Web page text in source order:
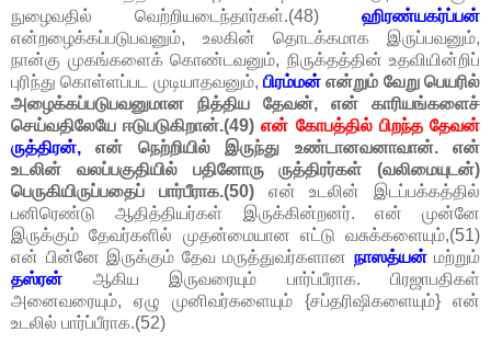
நுழைவதில் வெற்றியடைந்தார்கள்.(48) ஹிரண்யகர்ப்பன்
என்றழைக்கப்படுபவனும், உலகின் தொடக்கமாக இருப்பவனும்,
நான்கு முகங்களைக் கொண்டவனும், நிருக்தத்தின் உதவியின்றிப்
புரிந்து கொள்ளப்பட முடியாதவனும், பிரம்மன் என்றும் வேறு பெயரில்
அழைக்கப்படுபவனுமான நித்திய தேவன், என் காரியங்களைச்
செய்வதிலேயே ஈடுபடுகிறான்.(49)என் கோபத்தில் பிறந்த தேவன்
ருத்திரன்,என் நெற்றியில் இருந்து உண்டானவனாவான்.
என்
உடலின் வலப்பகுதியில் பதினோரு ருத்திரர்கள் (வலிமையுடன்)
பெருகியிருப்பதைப் பார்பீராக.(50)என் உடலின் இடப்பக்கத்தில்
பனிரெண்டு ஆதித்தியர்கள் இருக்கின்றனர். என் முன்னே
இருக்கும் தேவர்களில் முதன்மையான எட்டு வசுக்களையும்,(51)
என் பின்னே இருக்கும் தேவ மருத்துவர்களான நாஸத்யன்மற்றும்
தஸ்ரன் ஆகிய இருவரையும் பார்ப்பீராக. பிரஜாபதிகள்
அனைவரையும், ஏழு முனிவர்களையும் {சப்தரிஷிகளையும்} என்
உடலில் பார்ப்பீராக.(52)